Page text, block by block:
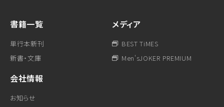
書籍一覧
単行本新刊
新書・文庫
メディア
BEST TiMES
Men'sJOKER PREMIUM
会社情報
お知らせ